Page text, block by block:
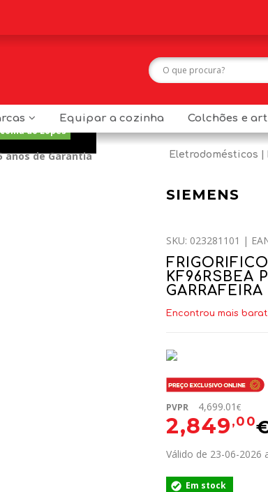
Equipar a cozinha Colchões e
do Lopes
anos de Garantia Eletrodomésticos
SIEMENS
SKU: 023281101 |
KF96RSBEA
Encontrou mais
PVPR 4,699.01€
2,849,00
Válido de 23-06-2026
Em stock